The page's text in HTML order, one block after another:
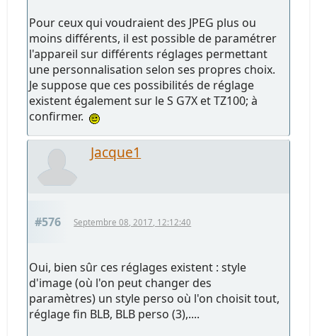
Pour ceux qui voudraient des JPEG plus ou
moins différents, il est possible de paramétrer
l'appareil sur différents réglages permettant
une personnalisation selon ses propres choix.
Je suppose que ces possibilités de réglage
existent également sur le S G7X et TZ100; à
confirmer.
Jacque1
#576 Septembre 08, 2017, 12:12:40
Oui, bien sûr ces réglages existent : style
d'image (où l'on peut changer des
paramètres) un style perso où l'on choisit tout,
réglage fin BLB, BLB perso (3),....